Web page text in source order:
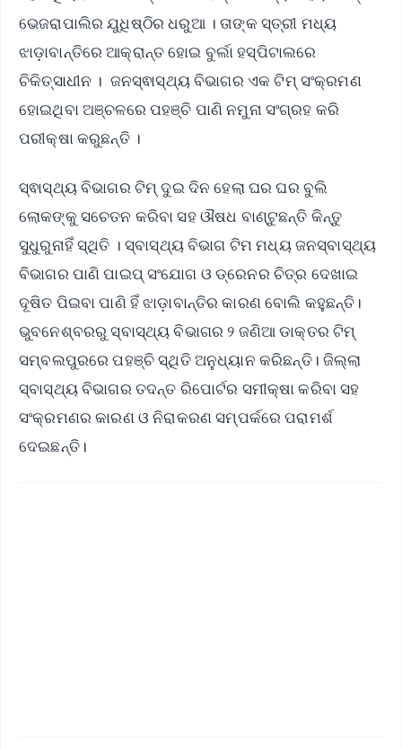
ଭେଜରାପାଲିର ଯୁଧିଷ୍ଠିର ଧରୁଆ । ତାଙ୍କ ସ୍ତ୍ରୀ ମଧ୍ୟ
ଝାଡ଼ାବାନ୍ତିରେ ଆକ୍ରାନ୍ତ ହୋଇ ବୁର୍ଲା ହସ୍ପିଟାଲରେ
ଚିକିତ୍ସାଧୀନ । ଜନସ୍ଵାସ୍ଥ୍ୟ ବିଭାଗର ଏକ ଟିମ୍ ସଂକ୍ରମଣ
ହୋଇଥିବା ଅଞ୍ଚଳରେ ପହଞ୍ଚି ପାଣି ନମୁନା ସଂଗ୍ରହ କରି
ପରୀକ୍ଷା କରୁଛନ୍ତି ।
ସ୍ଵାସ୍ଥ୍ୟ ବିଭାଗର ଟିମ୍ ଦୁଇ ଦିନ ହେଲା ଘର ଘର ବୁଲି
ଲୋକଙ୍କୁ ସଚେତନ କରିବା ସହ ଔଷଧ ବାଣ୍ଟୁଛନ୍ତି କିନ୍ତୁ
ସୁଧୁରୁନାହିଁ ସ୍ଥିତି । ସ୍ବାସ୍ଥ୍ୟ ବିଭାଗ ଟିମ ମଧ୍ୟ ଜନସ୍ବାସ୍ଥ୍ୟ
ବିଭାଗର ପାଣି ପାଇପ୍ ସଂଯୋଗ ଓ ଡ୍ରେନର ଚିତ୍ର ଦେଖାଇ
ଦୂଷିତ ପିଇବା ପାଣି ହିଁ ଝାଡ଼ାବାନ୍ତିର କାରଣ ବୋଲି କହୁଛନ୍ତି।
ଭୁବନେଶ୍ବରରୁ ସ୍ବାସ୍ଥ୍ୟ ବିଭାଗର ୨ ଜଣିଆ ଡାକ୍ତର ଟିମ୍
ସମ୍ବଲପୁରରେ ପହଞ୍ଚି ସ୍ଥିତି ଅନୁଧ୍ୟାନ କରିଛନ୍ତି। ଜିଲ୍ଲା
ସ୍ବାସ୍ଥ୍ୟ ବିଭାଗର ତଦନ୍ତ ରିପୋର୍ଟର ସମୀକ୍ଷା କରିବା ସହ
ସଂକ୍ରମଣର କାରଣ ଓ ନିରାକରଣ ସମ୍ପର୍କରେ ପରାମର୍ଶ
ଦେଇଛନ୍ତି।